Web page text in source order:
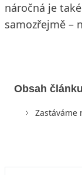
náročná je
samozřejmě –
Obsah článku
Zastáváme